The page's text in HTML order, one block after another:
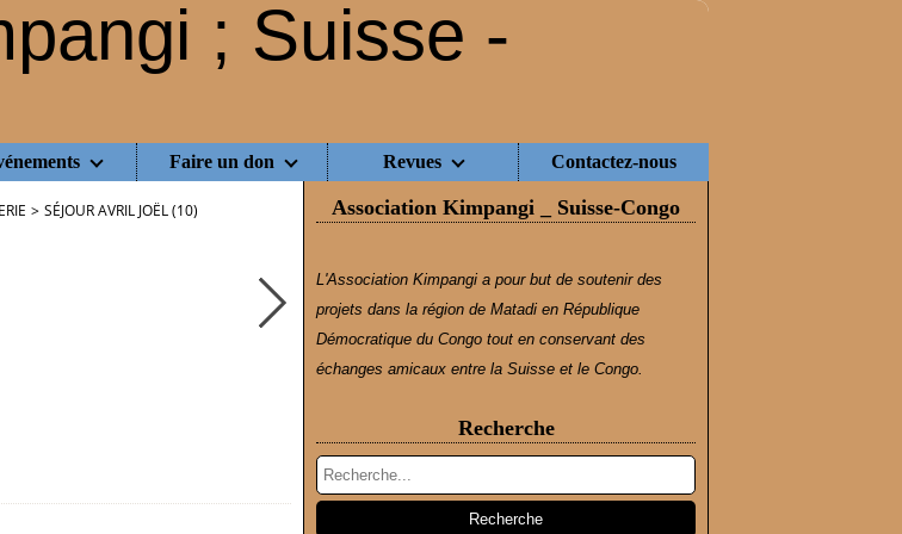
Faire un don Revues Contactez-nous
> SÉJOUR AVRIL JOËL (10) Association Kimpangi _ Suisse-Congo
L'Association Kimpangi a pour but de soutenir des
projets dans la région de Matadi en République
Démocratique du Congo tout en conservant des
échanges amicaux entre la Suisse et le Congo.
Recherche